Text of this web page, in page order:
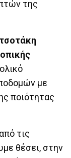
της
με
ποιότητας
τις
θέσει, στην